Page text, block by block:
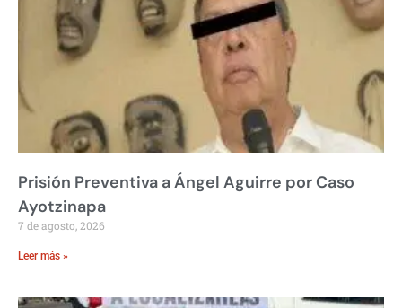
Prisión Preventiva a Ángel Aguirre por Caso
Ayotzinapa
7 de agosto, 2026
Leer más »